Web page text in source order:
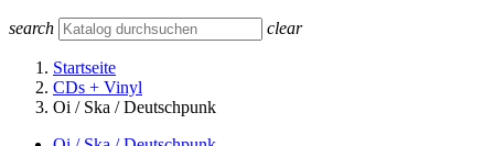
search clear
Startseite
CDs + Vinyl
Oi / Ska / Deutschpunk